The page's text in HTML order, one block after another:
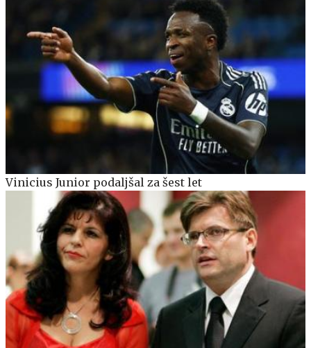
Vinicius Junior podaljšal za šest let